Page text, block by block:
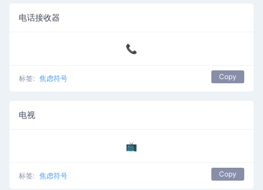
电话接收器
📞
标签: 焦虑符号 Copy
电视
📺
标签: 焦虑符号 Copy